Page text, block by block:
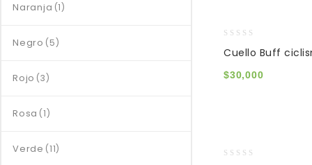
out
of
5
Cuello Buff
$30,000
Naranja (1)
Negro (5)
Rojo (3)
Rosa (1)
Verde (11)